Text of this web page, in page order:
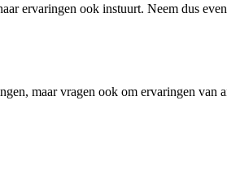
ervaringen ook instuurt. Neem dus
maar vragen ook om ervaringen van